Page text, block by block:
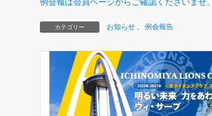
例会報は会員ページからご確認くださいませ。
カテゴリー お知らせ 、 例会報告